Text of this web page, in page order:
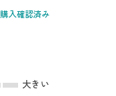
購入確認済み
大きい